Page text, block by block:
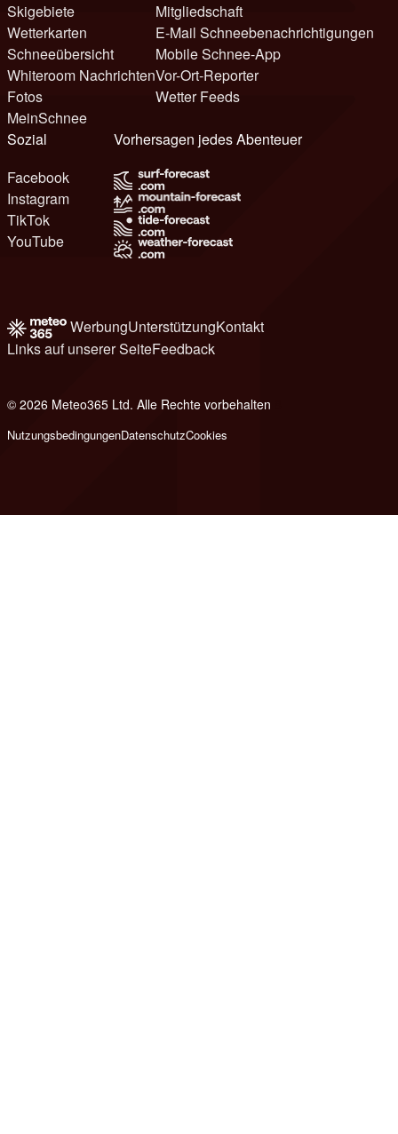
Skigebiete
Wetterkarten
Schneeübersicht
Whiteroom Nachrichten
Fotos
MeinSchnee
Mitgliedschaft
E-Mail Schneebenachrichtigungen
Mobile Schnee-App
Vor-Ort-Reporter
Wetter Feeds
Sozial
Facebook
Instagram
TikTok
YouTube
Vorhersagen jedes Abenteuer
WerbungUnterstützungKontakt
Links auf unserer SeiteFeedback
© 2026 Meteo365 Ltd. Alle Rechte vorbehalten
NutzungsbedingungenDatenschutzCookies